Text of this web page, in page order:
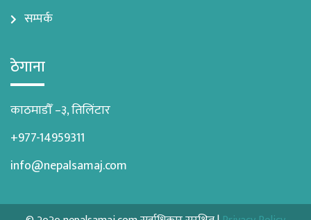
सम्पर्क
ठेगाना
काठमाडौँ –३, तिलिंटार
+977-14959311
info@nepalsamaj.com